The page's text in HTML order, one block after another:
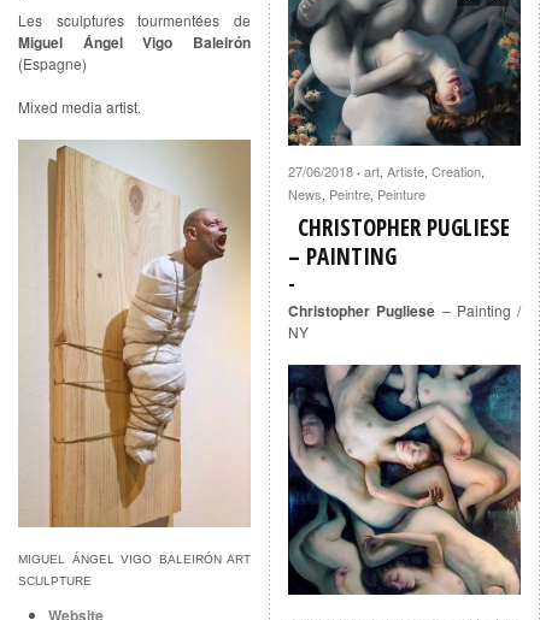
Enregistrer
Enregistrer
Les sculptures tourmentées de
Miguel Ángel Vigo Baleirón
(Espagne)
Mixed media artist.
MIGUEL ÁNGEL VIGO BALEIRÓN ART
SCULPTURE
Website
27/06/2018 · art, Artiste, Creation,
News, Peintre, Peinture
CHRISTOPHER PUGLIESE
– PAINTING
Christopher Pugliese – Painting /
NY